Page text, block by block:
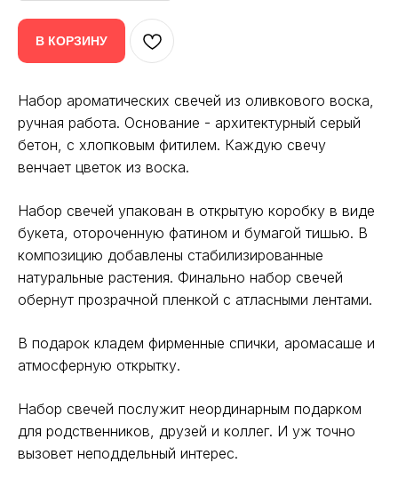
В КОРЗИНУ
Набор ароматических свечей из оливкового воска,
ручная работа. Основание - архитектурный серый
бетон, с хлопковым фитилем. Каждую свечу
венчает цветок из воска.
Набор свечей упакован в открытую коробку в виде
букета, отороченную фатином и бумагой тишью. В
композицию добавлены стабилизированные
натуральные растения. Финально набор свечей
обернут прозрачной пленкой с атласными лентами.
В подарок кладем фирменные спички, аромасаше и
атмосферную открытку.
Набор свечей послужит неординарным подарком
для родственников, друзей и коллег. И уж точно
вызовет неподдельный интерес.